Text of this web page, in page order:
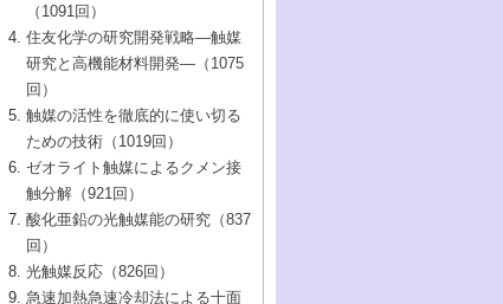
8号 若手研究者による触媒研究の未来展望
2：大学・研究所編
8号 イオン液体の応用
8号 多機能型リアクター
8号 超臨界流体を用いた化学プロセスの新
6号 第94回触媒討論会
7号 サブナノレベルでみた新しい表面現象
8号 オレフィン重合触媒の新たな展
5号 基礎化学品製造の触媒技術
6号 第92回触媒討論会
7号 基礎化学品製造の触媒技術
8号 資源の循環と触媒技術
4号 ナノ材料の調製と機能化
5号 こんな触媒が欲しい
6号 第90回触媒討論会
7号 触媒研究と学術雑誌/情報
8号 若い世代からみた触媒化学の現状と未
3号 生体触媒とバイオプロセス
4号 水素製造・利用の触媒化学
5号 触媒研究における新しい切り口：コン
ビナトリアルケミストリー
6号 第88回触媒討論会特集号
7号 企業における触媒研究のブレークスル
8号 この材料を触媒として使ってみません
2号 第85回触媒討論会
3号 反応ダイナミクス
5号 触媒のおもしろさをどのように伝える
6号 第86回触媒討論会
7号 水素化精製触媒の新しい展開
8号 新しい反応性と機能性を目指した金属
クラスタ-化学
1号 孔、穴、あな?-特異な空間とその利用-
2号 第83回触媒討論会
3号 均一系触媒反応最前線
4号 実用炭素材料の新展開
5号 研究の方法論を考える
7号 機能性金属材料と触媒
8号 触媒研究へのNMRの応用と展望
▼40巻（1998年）
進展と21世紀への提言/創立40周年記念・触
媒学会この10年の歩みとこれから/創立40周
2号 第81回触媒討論会
3号 計算機触媒化学へのさそい
4号 触媒劣化の制御と予測
5号 最新の実用プロセスと触媒
6号 第82回触媒討論会
1号 均一系と不均一系触媒反応-その特徴と
接点
2号 第79回触媒討論会
3号 最新NO除去触媒の実用化研究
4号 新しい反応場を目指した触媒調製
5号 反応・分離技術の新しい展開
6号 第80回触媒討論会
▼38巻（1996年）
1号 触媒の構造と触媒作用/C1化学を中心と
する21世紀への触媒
3号 オリンピックメダル:金・銀・銅はどん
な触媒作用を示すか
4号 触媒作用における機能の複合化
▼37巻（1995年）
1号 ファインケミカルズと固体触媒
2号 第75回触媒討論会
3号 希土類を利用した触媒
4号 触媒とリサイクル
5号 エネルギー変換触媒
▼36巻（1994年）
1号 電気化学と触媒
2号 第73回触媒討論会
3号 C4化学の展開
4号 《通常号》
▼35巻（1993年）
1号 工業触媒開発マニュアル―探索から工
業化まで
2号 第71回触媒討論会
▼34巻（1992年）
1号 インパクトを与えたこの研究
2号 第69回触媒討論会
▼33巻（1991年）
1号 触媒プロセス開発マニュアル―探索か
▼32巻（1990年）
（1091回）
住友化学の研究開発戦略―触媒
研究と高機能材料開発―（1075
回）
触媒の活性を徹底的に使い切る
ための技術（1019回）
ゼオライト触媒によるクメン接
触分解（921回）
酸化亜鉛の光触媒能の研究（837
回）
光触媒反応（826回）
急速加熱急速冷却法による十面